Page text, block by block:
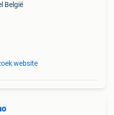
België
website